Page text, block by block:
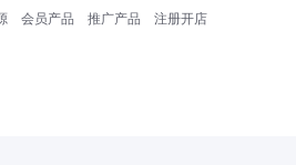
会员产品 推广产品 注册开店